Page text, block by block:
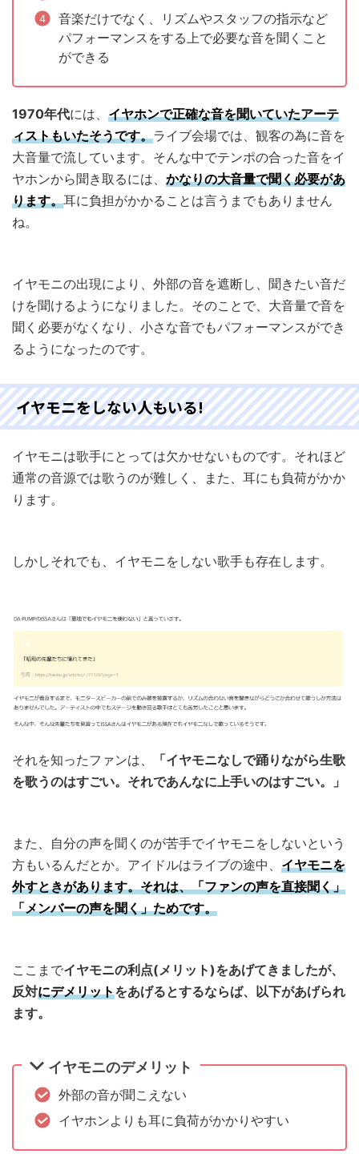
音楽だけでなく、リズムやスタッフの指示など
パフォーマンスをする上で必要な音を聞くこと
ができる
1970年代には、 イヤホンで正確な音を聞いていたアーテ
ィストもいたそうです。ライブ会場では、観客の為に音を
大音量で流しています。そんな中でテンポの合った音をイ
ヤホンから聞き取るには、 かなりの大音量で聞く必要があ
ります。耳に負担がかかることは言うまでもありません
ね。
イヤモニの出現により、外部の音を遮断し、聞きたい音だ
けを聞けるようになりました。そのことで、大音量で音を
聞く必要がなくなり、小さな音でもパフォーマンスができ
るようになったのです。
イヤモニをしない人もいる!
イヤモニは歌手にとっては欠かせないものです。それほど
通常の音源では歌うのが難しく、また、耳にも負荷がかか
ります。
しかしそれでも、イヤモニをしない歌手も存在します。
それを知ったファンは、
「イヤモニなしで踊りながら生歌
を歌うのはすごい。それであんなに上手いのはすごい。」
また、自分の声を聞くのが苦手でイヤモニをしないという
方もいるんだとか。アイドルはライブの途中、 イヤモニを
外すときがあります。それは、「ファンの声を直接聞く」
「メンバーの声を聞く」ためです。
ここまでイヤモニの利点(メリット)をあげてきましたが、
反対にデメリットをあげるとするならば、以下があげられ
ます。
イヤモニのデメリット
外部の音が聞こえない
イヤホンよりも耳に負荷がかかりやすい